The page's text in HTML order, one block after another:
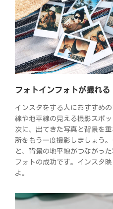
フォトインフォトが撮れる
インスタをする人におすすめ
線や地平線の見える撮影スポ
次に、出てきた写真と背景を
所をもう一度撮影しましょう
と、背景の地平線がつながっ
フォトの成功です。インスタ
よ。